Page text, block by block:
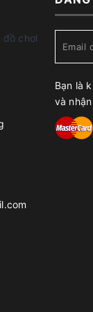
đồ chơi
Bạn là
và